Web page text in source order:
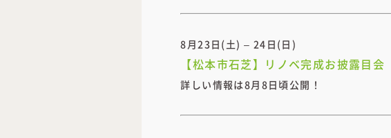
8月23日(土) – 24日(日)
【松本市石芝】リノベ完成お披露目会
詳しい情報は8月8日頃公開！